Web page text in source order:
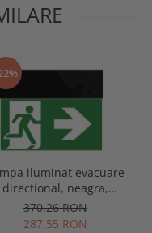
iluminat evacuare
directional, neagra,
aparenta, 3 ore, 3W,
test automat,
370,26 RON
287,55 RON